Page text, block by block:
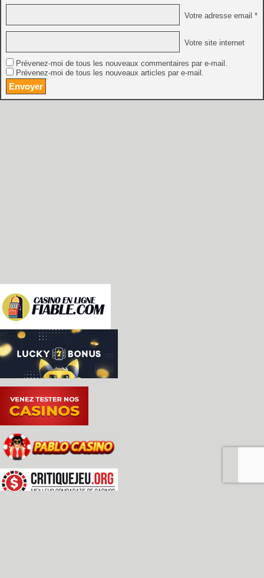
Votre adresse email *
Votre site internet
Prévenez-moi de tous les nouveaux commentaires par e-mail.
Prévenez-moi de tous les nouveaux articles par e-mail.